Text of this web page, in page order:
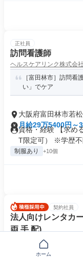
正社員
訪問看護師
ヘルスケアリンク株式会社
［富田林市］訪問
い」でケア
大阪府富田林市若
月給29万5400円～
資格・経験 【求め
T限定可） ※学歴不
制服あり +10個
契約社員
法人向けレンタカ
両 手 配)
ビジネスレンタリース株式
【年休120日以上／
ホーム